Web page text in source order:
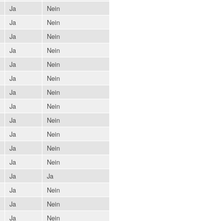
Ja
Nein
Ja
Nein
Ja
Nein
Ja
Nein
Ja
Nein
Ja
Nein
Ja
Nein
Ja
Nein
Ja
Nein
Ja
Nein
Ja
Nein
Ja
Nein
Ja
Ja
Ja
Nein
Ja
Nein
Ja Nein